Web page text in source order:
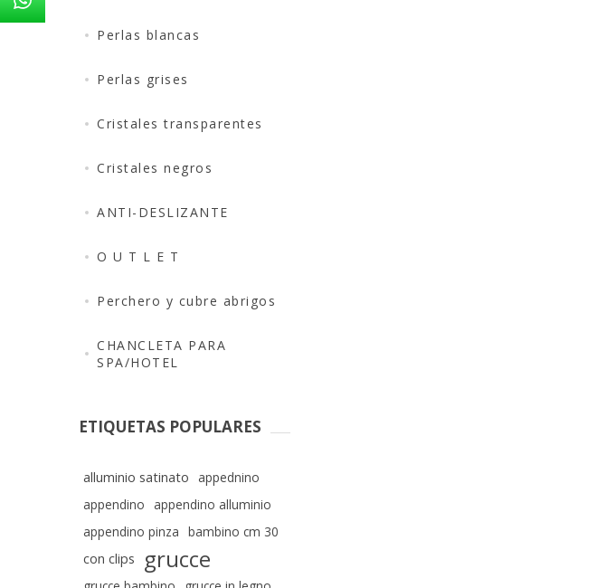
Perlas blancas
Perlas grises
Cristales transparentes
Cristales negros
ANTI-DESLIZANTE
O U T L E T
Perchero y cubre abrigos
CHANCLETA PARA
SPA/HOTEL
ETIQUETAS POPULARES
alluminio satinato
appednino
appendino
appendino alluminio
appendino pinza bambino cm 30
con clips
grucce